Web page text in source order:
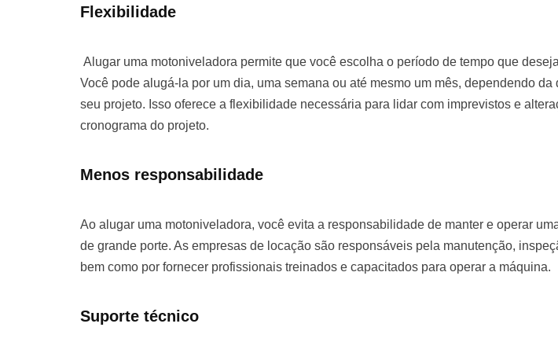
Flexibilidade
Alugar uma motoniveladora permite que você escolha o período de tempo que
Você pode alugá-la por um dia, uma semana ou até mesmo um mês, dependendo da
seu projeto. Isso oferece a flexibilidade necessária para lidar com imprevistos e
cronograma do projeto.
Menos responsabilidade
Ao alugar uma motoniveladora, você evita a responsabilidade de manter e operar
de grande porte. As empresas de locação são responsáveis pela manutenção,
bem como por fornecer profissionais treinados e capacitados para operar a máquina.
Suporte técnico